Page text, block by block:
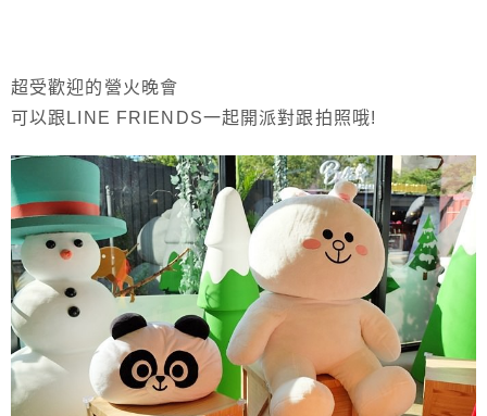
超受歡迎的營火晚會
可以跟LINE FRIENDS一起開派對跟拍照哦!